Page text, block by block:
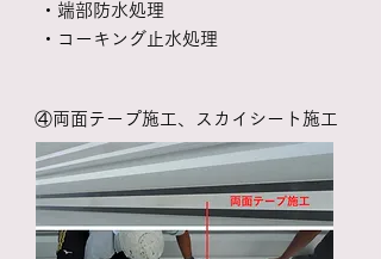
・端部防水処理
・コーキング止水処理
​④両面テープ施工​​、スカイシート施工